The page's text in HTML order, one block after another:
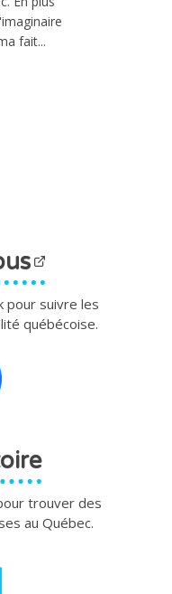
fait...
pour suivre les
québécoise.
trouver des
au Québec.